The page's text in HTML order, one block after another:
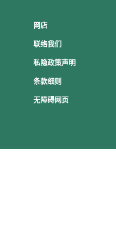
网店
联络我们
私隐政策声明
条款细则
无障碍网页